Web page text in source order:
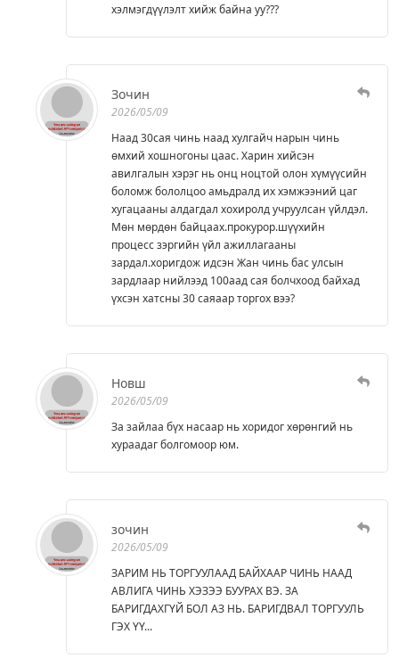
хэлмэгдүүлэлт хийж байна уу???
Зочин
2026/05/09
Наад 30сая чинь наад хулгайч нарын чинь
өмхий хошногоны цаас. Харин хийсэн
авилгалын хэрэг нь онц ноцтой олон хүмүүсийн
боломж бололцоо амьдралд их хэмжээний цаг
хугацааны алдагдал хохиролд учруулсан үйлдэл.
Мөн мөрдөн байцаах.прокурор.шүүхийн
процесс зэргийн үйл ажиллагааны
зардал.хоригдож идсэн Жан чинь бас улсын
зардлаар нийлээд 100аад сая болчхоод байхад
үхсэн хатсны 30 саяаар торгох вээ?
Новш
2026/05/09
За зайлаа бүх насаар нь хоридог хөрөнгий нь
хураадаг болгомоор юм.
зочин
2026/05/09
ЗАРИМ НЬ ТОРГУУЛААД БАЙХААР ЧИНЬ НААД
АВЛИГА ЧИНЬ ХЭЗЭЭ БУУРАХ ВЭ. ЗА
БАРИГДАХГҮЙ БОЛ АЗ НЬ. БАРИГДВАЛ ТОРГУУЛЬ
ГЭХ ҮҮ...